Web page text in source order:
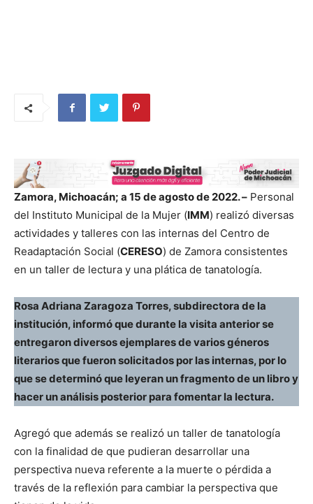
Zamora, Michoacán; a 15 de agosto de 2022. – Personal
del Instituto Municipal de la Mujer (IMM) realizó diversas
actividades y talleres con las internas del Centro de
Readaptación Social (CERESO) de Zamora consistentes
en un taller de lectura y una plática de tanatología.
Rosa Adriana Zaragoza Torres, subdirectora de la
institución, informó que durante la visita anterior se
entregaron diversos ejemplares de varios géneros
literarios que fueron solicitados por las internas, por lo
que se determinó que leyeran un fragmento de un libro y
hacer un análisis posterior para fomentar la lectura.
Agregó que además se realizó un taller de tanatología
con la finalidad de que pudieran desarrollar una
perspectiva nueva referente a la muerte o pérdida a
través de la reflexión para cambiar la perspectiva que